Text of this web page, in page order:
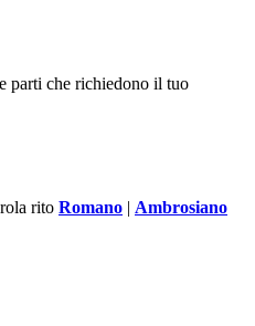
parti che richiedono il tuo
rito Romano | Ambrosiano